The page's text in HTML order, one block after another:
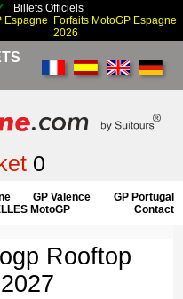
Billets Officiels
Espagne
Forfaits MotoGP Espagne
2026
0
GP Valence
GP Portugal
MotoGP Contact
Rooftop